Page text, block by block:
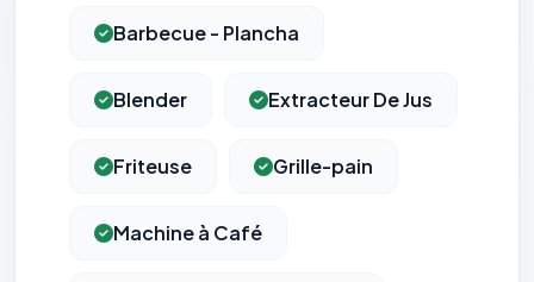
Barbecue - Plancha
Blender Extracteur De Jus
Friteuse Grille-pain
Machine à Café